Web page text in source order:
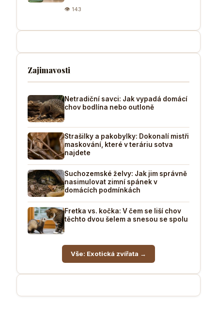
👁 143
Zajimavosti
Netradiční savci: Jak vypadá domácí
chov bodlína nebo outloně
Strašilky a pakobylky: Dokonalí mistři
maskování, které v teráriu sotva
najdete
Suchozemské želvy: Jak jim správně
nasimulovat zimní spánek v
domácích podmínkách
Fretka vs. kočka: V čem se liší chov
těchto dvou šelem a snesou se spolu
Vše: Exotická zvířata →